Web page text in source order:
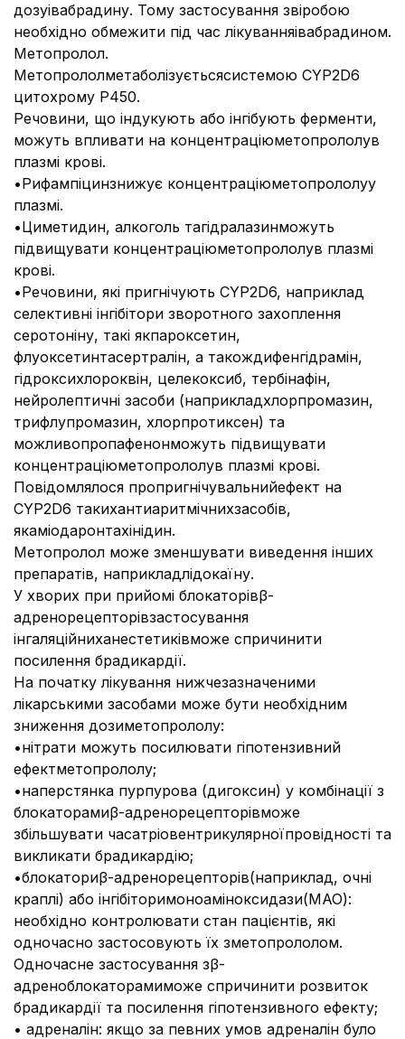
дозуівабрадину. Тому застосування звіробою
необхідно обмежити під час лікуванняівабрадином.
Метопролол.
Метопрололметаболізуєтьсясистемою CYP2D6
цитохрому P450.
Речовини, що індукують або інгібують ферменти,
можуть впливати на концентраціюметопрололув
плазмі крові.
•Рифампіцинзнижує концентраціюметопрололуу
плазмі.
•Циметидин, алкоголь тагідралазинможуть
підвищувати концентраціюметопрололув плазмі
крові.
•Речовини, які пригнічують CYP2D6, наприклад
селективні інгібітори зворотного захоплення
серотоніну, такі якпароксетин,
флуоксетинтасертралін, а такождифенгідрамін,
гідроксихлороквін, целекоксиб, тербінафін,
нейролептичні засоби (наприкладхлорпромазин,
трифлупромазин, хлорпротиксен) та
можливопропафенонможуть підвищувати
концентраціюметопрололув плазмі крові.
Повідомлялося пропригнічувальнийефект на
CYP2D6 такихантиаритмічнихзасобів,
якаміодаронтахінідин.
Метопролол може зменшувати виведення інших
препаратів, наприкладлідокаїну.
У хворих при прийомі блокаторівβ-
адренорецепторівзастосування
інгаляційниханестетиківможе спричинити
посилення брадикардії.
На початку лікування нижчезазначеними
лікарськими засобами може бути необхідним
зниження дозиметопрололу:
•нітрати можуть посилювати гіпотензивний
ефектметопрололу;
•наперстянка пурпурова (дигоксин) у комбінації з
блокаторамиβ-адренорецепторівможе
збільшувати часатріовентрикулярноїпровідності та
викликати брадикардію;
•блокаториβ-адренорецепторів(наприклад, очні
краплі) або інгібіторимоноаміноксидази(MAO):
необхідно контролювати стан пацієнтів, які
одночасно застосовують їх зметопрололом.
Одночасне застосування зβ-
адреноблокаторамиможе спричинити розвиток
брадикардії та посилення гіпотензивного ефекту;
• адреналін: якщо за певних умов адреналін було